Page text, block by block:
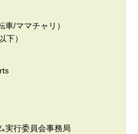
車/ママチャリ）
下）
実行委員会事務局